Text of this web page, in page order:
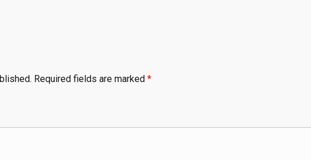
Required fields are marked *